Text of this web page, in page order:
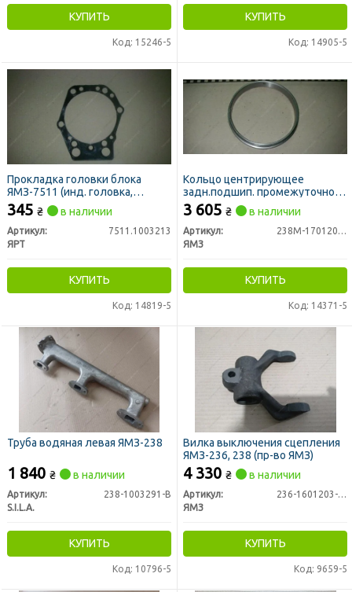
КУПИТЬ
Код: 15246-5
КУПИТЬ
Код: 14905-5
Прокладка головки блока
ЯМЗ-7511 (инд. головка,
уплотнительная) (пр-во ЯРТИ)
345 ₴ в наличии
Артикул:
7511.1003213
ЯРТ
КУПИТЬ
Код: 14819-5
Кольцо центрирующее
задн.подшип. промежуточного
вала (пр-во ЯМЗ)
3 605 ₴ в наличии
Артикул:
238М-1701207-41
ЯМЗ
КУПИТЬ
Код: 14371-5
Труба водяная левая ЯМЗ-238
1 840 ₴ в наличии
Артикул:
238-1003291-В
S.I.L.A.
КУПИТЬ
Код: 10796-5
Вилка выключения сцепления
ЯМЗ-236, 238 (пр-во ЯМЗ)
4 330 ₴ в наличии
Артикул:
236-1601203-Б2
ЯМЗ
КУПИТЬ
Код: 9659-5